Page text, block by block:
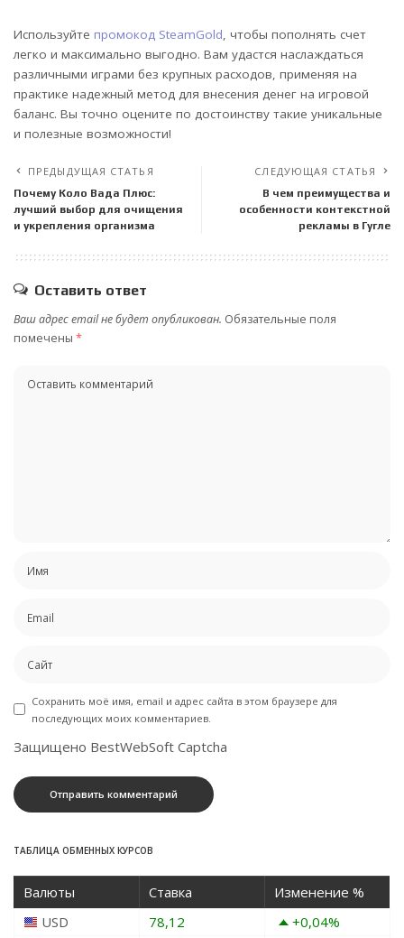
Используйте промокод SteamGold , чтобы пополнять счет
легко и максимально выгодно. Вам удастся наслаждаться
различными играми без крупных расходов, применяя на
практике надежный метод для внесения денег на игровой
баланс. Вы точно оцените по достоинству такие уникальные
и полезные возможности!
ПРЕДЫДУЩАЯ СТАТЬЯ
Почему Коло Вада Плюс:
лучший выбор для очищения
и укрепления организма
СЛЕДУЮЩАЯ СТАТЬЯ
В чем преимущества и
особенности контекстной
рекламы в Гугле
Оставить ответ
Ваш адрес email не будет опубликован. Обязательные поля
помечены *
Сохранить моё имя, email и адрес сайта в этом браузере для
последующих моих комментариев.
Защищено BestWebSoft Captcha
ТАБЛИЦА ОБМЕННЫХ КУРСОВ
Валюты Ставка
Изменение %
USD
78,12 +0,04%